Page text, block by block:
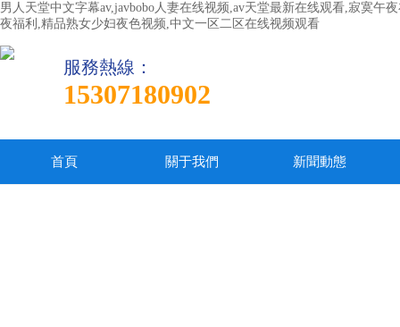
男人天堂中文字幕av,javbobo人妻在线视频,av天堂最新在线观看,寂寞
夜福利,精品熟女少妇夜色视频,中文一区二区在线视频观看
服務熱線：
15307180902
首頁 關于我們 新聞動態